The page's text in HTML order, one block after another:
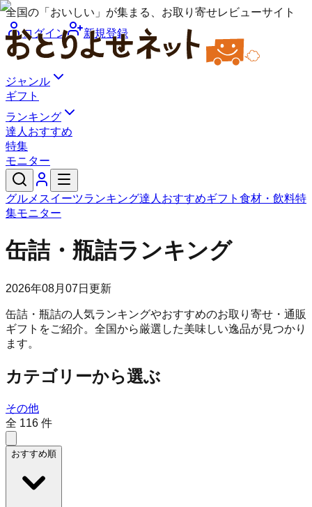
全国の「おいしい」が集まる、お取り寄せレビューサイト
ログイン
新規登録
ジャンル
ギフト
ランキング
達人おすすめ
特集
モニター
グルメ スイーツランキング達人おすすめギフト 食材・飲料特
集モニター
缶詰・瓶詰ランキング
2026年08月07日 更新
缶詰・瓶詰の人気ランキングやおすすめのお取り寄せ・通販
ギフトをご紹介。全国から厳選した美味しい逸品が見つかり
ます。
カテゴリーから選ぶ
その他
全 116 件
おすすめ順